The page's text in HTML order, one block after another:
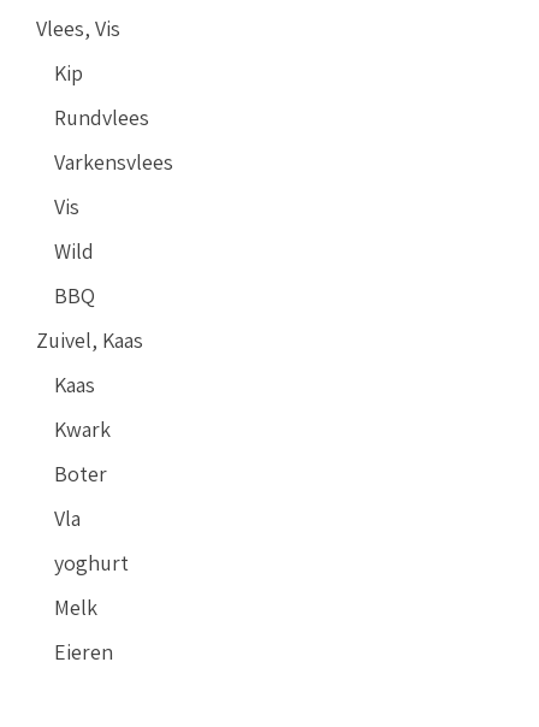
Vlees, Vis
Kip
Rundvlees
Varkensvlees
Vis
Wild
BBQ
Zuivel, Kaas
Kaas
Kwark
Boter
Vla
yoghurt
Melk
Eieren